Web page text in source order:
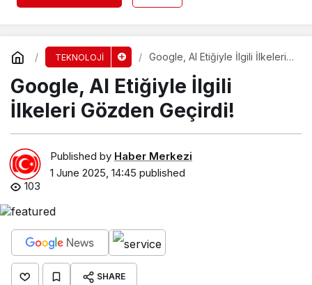
TEKNOLOJİ
Google, AI Etiğiyle İlgili İlkeleri
Google, AI Etiğiyle İlgili
İlkeleri Gözden Geçirdi!
Published by Haber Merkezi
1 June 2025, 14:45 published
103
SHARE